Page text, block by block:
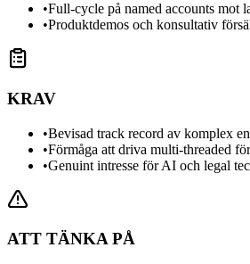
•Full-cycle på named accounts mot
•Produktdemos och konsultativ
KRAV
•Bevisad track record av komplex
•Förmåga att driva multi-threaded
•Genuint intresse för AI och legal
ATT TÄNKA PÅ